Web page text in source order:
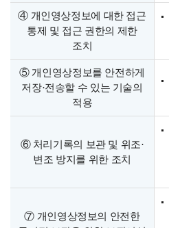
④ 개인영상정보에 대한 접근
통제 및 접근 권한의 제한
조치
⑤ 개인영상정보를 안전하게
저장·전송할 수 있는 기술의
적용
⑥ 처리기록의 보관 및 위조·
변조 방지를 위한 조치
⑦ 개인영상정보의 안전한